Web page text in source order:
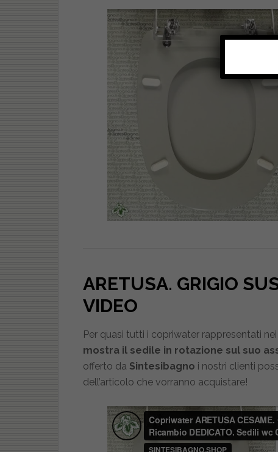
ARETUSA. GRIGIO
VIDEO
Per quasi tutti i copriwater rappresentati
mostra il sedile in rotazione sul suo
offerto da Sintesibagno i nostri clienti
dell’articolo che vorranno acquistare!